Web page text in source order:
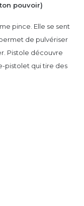
pouvoir)
pince. Elle se sent
de pulvériser
Pistole découvre
pistolet qui tire des